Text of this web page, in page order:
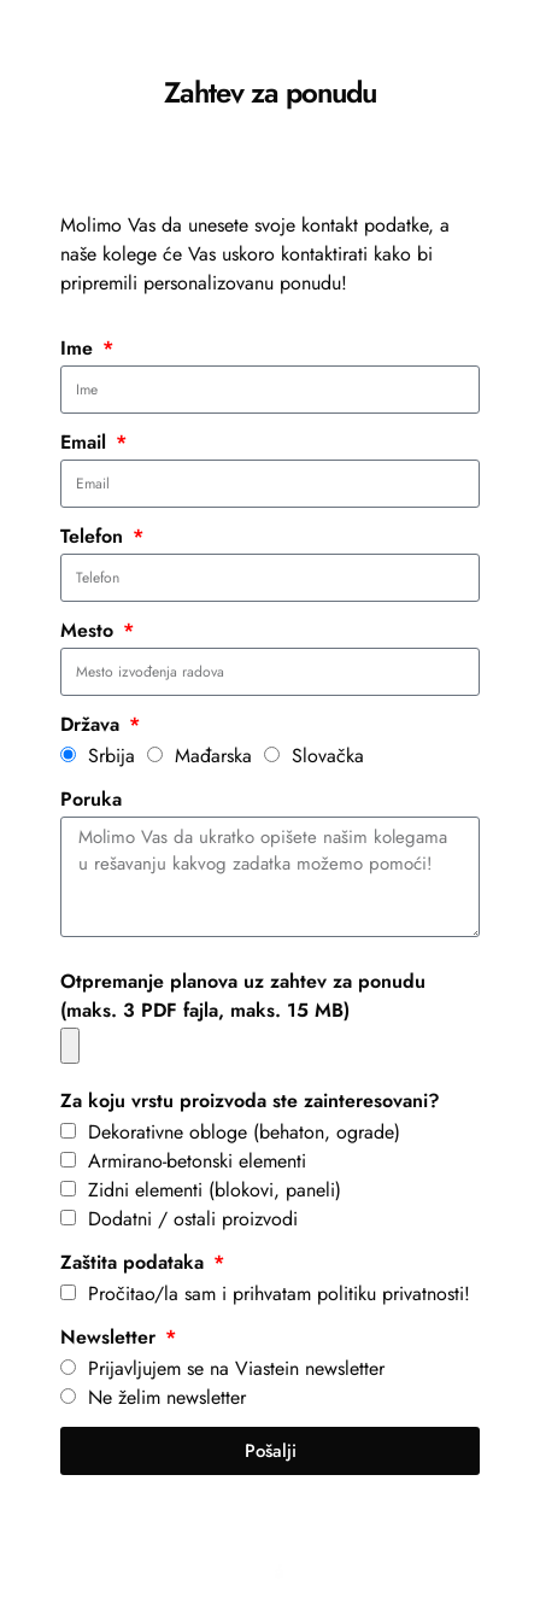
Zahtev za ponudu
Molimo Vas da unesete svoje kontakt podatke, a
naše kolege će Vas uskoro kontaktirati kako bi
pripremili personalizovanu ponudu!
Ime
Email
Telefon
Mesto
Država
Srbija
Mađarska
Slovačka
Poruka
Otpremanje planova uz zahtev za ponudu
(maks. 3 PDF fajla, maks. 15 MB)
Za koju vrstu proizvoda ste zainteresovani?
Dekorativne obloge (behaton, ograde)
Armirano-betonski elementi
Zidni elementi (blokovi, paneli)
Dodatni / ostali proizvodi
Zaštita podataka
Pročitao/la sam i prihvatam politiku privatnosti!
Newsletter
Prijavljujem se na Viastein newsletter
Ne želim newsletter
Pošalji